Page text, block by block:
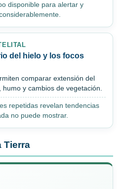
disponible para alertar y
del hielo y los focos
comparar extensión del
y cambios de vegetación.
repetidas revelan tendencias
no puede mostrar.
Tierra